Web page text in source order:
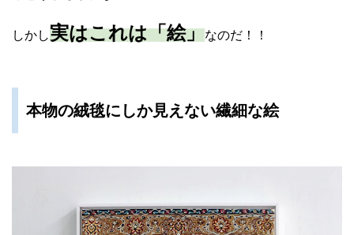
しかし実はこれは「絵」なのだ！！
本物の絨毯にしか見えない繊細な絵